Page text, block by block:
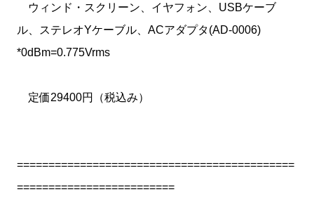
ウィンド・スクリーン、イヤフォン、USBケーブ
ル、ステレオYケーブル、ACアダプタ(AD-0006)
*0dBm=0.775Vrms
定価29400円（税込み）
============================================
=========================